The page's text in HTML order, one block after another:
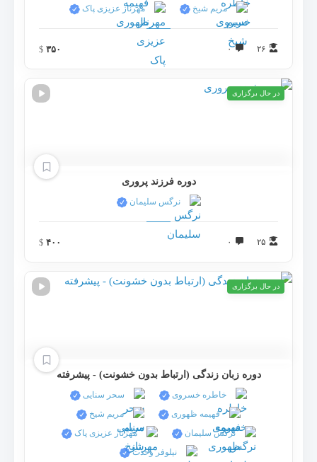
مریم شیخ
مهرناز عزیزی پاک
۲۶ ۰ ۳۵۰ $
در حال برگزاری
دوره فرزند پروری
نرگس سلیمان
۲۵ ۰ ۴۰۰ $
در حال برگزاری
دوره زبان زندگی (ارتباط بدون خشونت) - پیشرفته
خاطره خسروی
سحر سنايی
فهیمه ظهوری
مریم شیخ
نرگس سلیمان
مهرناز عزیزی پاک
نيلوفر وحدت